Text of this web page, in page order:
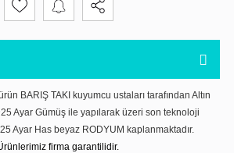
BARIŞ TAKI kuyumcu ustaları tarafından Altın
Ayar Gümüş ile yapılarak üzeri son teknoloji
Ayar Has beyaz RODYUM kaplanmaktadır.
firma garantilidir.